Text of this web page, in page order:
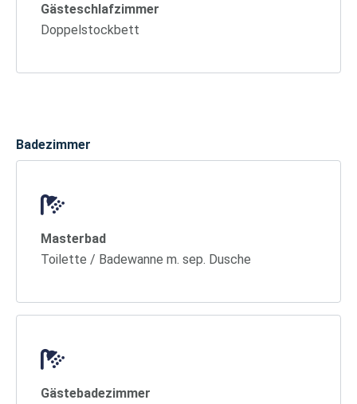
Gästeschlafzimmer
Doppelstockbett
Badezimmer
Masterbad
Toilette / Badewanne m. sep. Dusche
Gästebadezimmer